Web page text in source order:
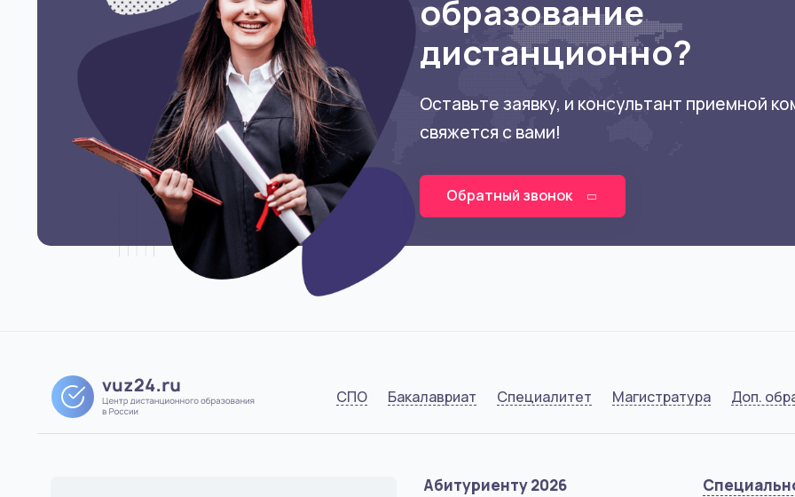
образование
дистанционно?
Оставьте заявку, и консультант приемной
свяжется с вами!
Обратный звонок
СПО Бакалавриат Специалитет Магистратура Доп.
Абитуриенту 2026